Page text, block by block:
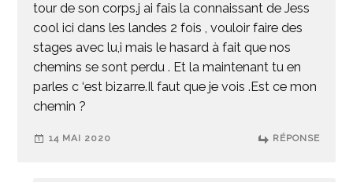
tour de son corps.j ai fais la connaissant de Jess
cool ici dans les landes 2 fois , vouloir faire des
stages avec lu,i mais le hasard à fait que nos
chemins se sont perdu . Et la maintenant tu en
parles c ‘est bizarre.Il faut que je vois .Est ce mon
chemin ?
14 MAI 2020 RÉPONSE